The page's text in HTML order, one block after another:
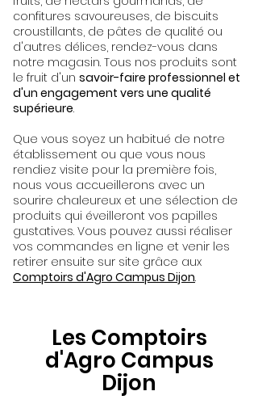
confitures savoureuses, de biscuits
croustillants, de pâtes de qualité ou
d'autres délices, rendez-vous dans
notre magasin. Tous nos produits sont
le fruit d'un savoir-faire professionnel et
d'un engagement vers une qualité
supérieure.
Que vous soyez un habitué de notre
établissement ou que vous nous
rendiez visite pour la première fois,
nous vous accueillerons avec un
sourire chaleureux et une sélection de
produits qui éveilleront vos papilles
gustatives. Vous pouvez aussi réaliser
vos commandes en ligne et venir les
retirer ensuite sur site grâce aux
Comptoirs d'Agro Campus Dijon.
Les Comptoirs
d'Agro Campus
Dijon